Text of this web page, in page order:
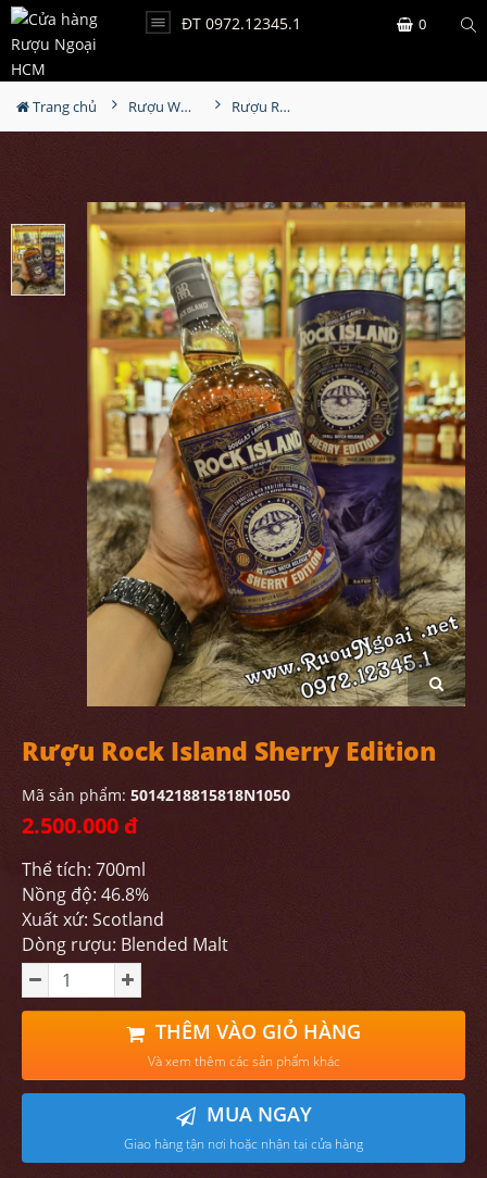
ĐT 0972.12345.1 0
Trang chủ Rượu Whisky Rượu Rock Island Sherry Edition
Rượu Rock Island Sherry Edition
Mã sản phẩm: 5014218815818N1050
2.500.000 đ
Thể tích: 700ml
Nồng độ: 46.8%
Xuất xứ: Scotland
Dòng rượu: Blended Malt
THÊM VÀO GIỎ HÀNG
Và xem thêm các sản phẩm khác
MUA NGAY
Giao hàng tận nơi hoặc nhận tại cửa hàng